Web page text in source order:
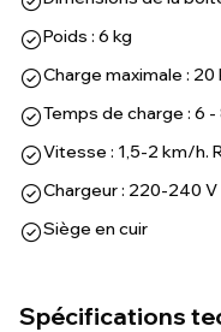
Poids : 6 kg
Charge maximale : 20
Temps de charge : 6 -
Vitesse : 1,5-2 km/h.
Chargeur : 220-240 V
Siège en cuir
Spécifications